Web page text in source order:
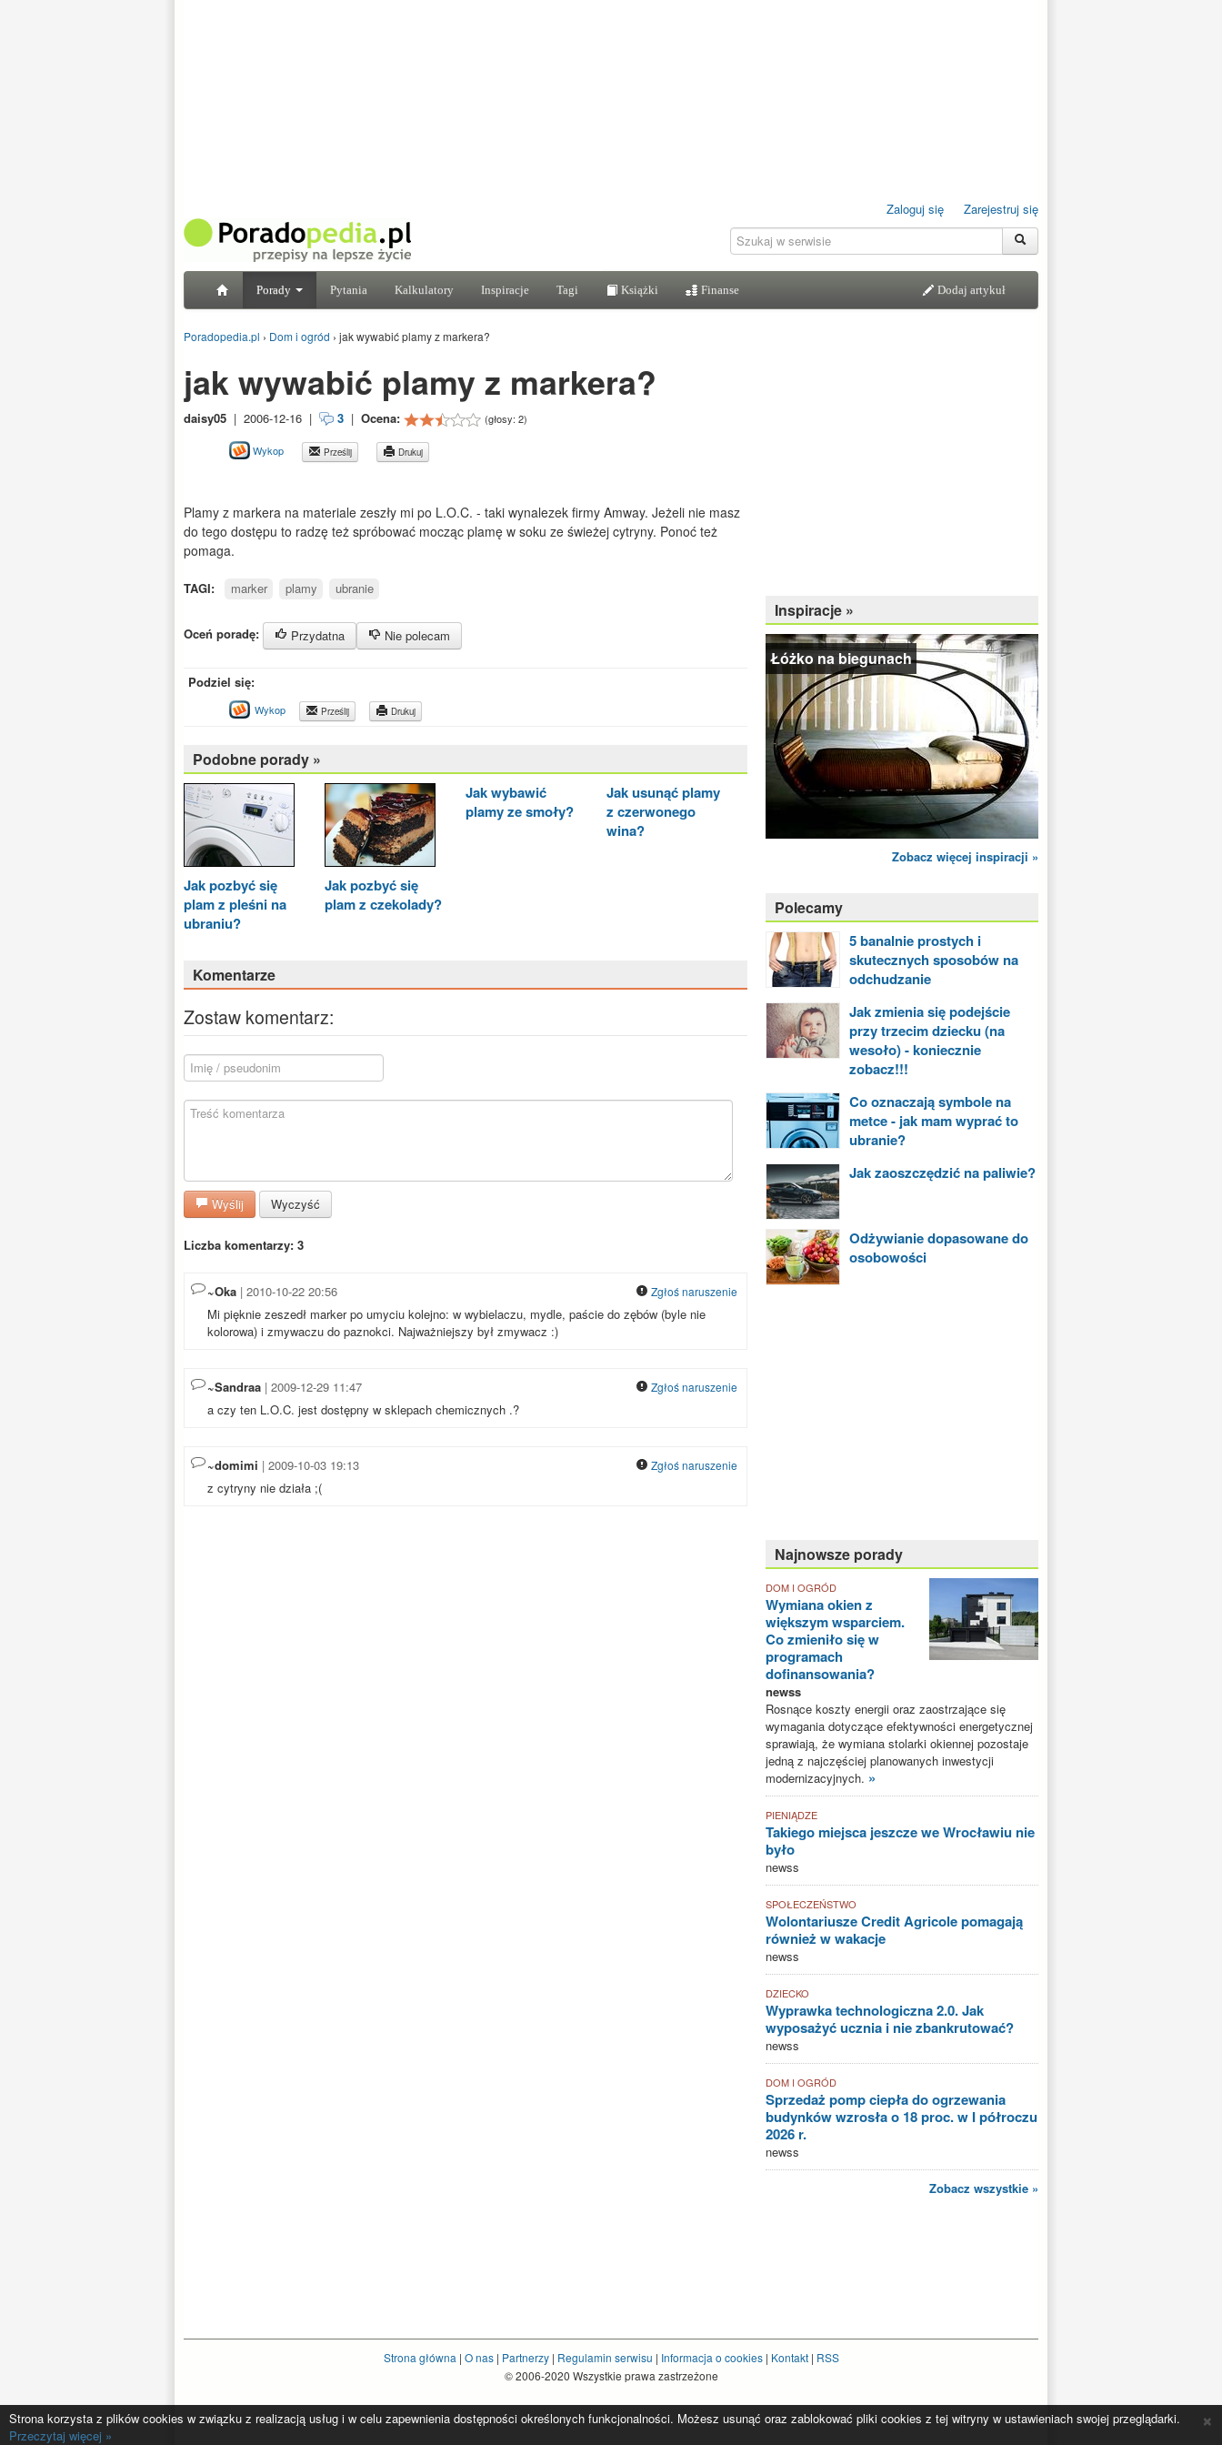
Zaloguj się Zarejestruj się
Porady Pytania Kalkulatory Inspiracje Tagi Książki Finanse Dodaj artykuł
Poradopedia.pl › Dom i ogród › jak wywabić plamy z markera?
jak wywabić plamy z markera?
daisy05 | 2006-12-16 | 3 | Ocena: (głosy: 2)
Wykop Prześlij Drukuj
Plamy z markera na materiale zeszły mi po L.O.C. - taki wynalezek firmy Amway. Jeżeli nie masz
do tego dostępu to radzę też spróbować mocząc plamę w soku ze świeżej cytryny. Ponoć też
pomaga.
TAGI: marker plamy ubranie
Oceń poradę: Przydatna Nie polecam
Podziel się:
Wykop Prześlij Drukuj
Podobne porady »
Jak pozbyć się
plam z pleśni na
ubraniu?
Jak pozbyć się
plam z czekolady?
Jak wybawić
plamy ze smoły?
Jak usunąć plamy
z czerwonego
wina?
Komentarze
Zostaw komentarz:
Wyślij Wyczyść
Liczba komentarzy: 3
~Oka | 2010-10-22 20:56 Zgłoś naruszenie
Mi pięknie zeszedł marker po umyciu kolejno: w wybielaczu, mydle, paście do zębów (byle nie
kolorowa) i zmywaczu do paznokci. Najważniejszy był zmywacz :)
~Sandraa | 2009-12-29 11:47 Zgłoś naruszenie
a czy ten L.O.C. jest dostępny w sklepach chemicznych .?
~domimi | 2009-10-03 19:13 Zgłoś naruszenie
z cytryny nie działa ;(
Inspiracje »
Łóżko na biegunach
Zobacz więcej inspiracji »
Polecamy
5 banalnie prostych i
skutecznych sposobów na
odchudzanie
Jak zmienia się podejście
przy trzecim dziecku (na
wesoło) - koniecznie
zobacz!!!
Co oznaczają symbole na
metce - jak mam wyprać to
ubranie?
Jak zaoszczędzić na paliwie?
Odżywianie dopasowane do
osobowości
Najnowsze porady
DOM I OGRÓD
Wymiana okien z
większym wsparciem.
Co zmieniło się w
programach
dofinansowania?
newss
Rosnące koszty energii oraz zaostrzające się
wymagania dotyczące efektywności energetycznej
sprawiają, że wymiana stolarki okiennej pozostaje
jedną z najczęściej planowanych inwestycji
modernizacyjnych. »
PIENIĄDZE
Takiego miejsca jeszcze we Wrocławiu nie
było
newss
SPOŁECZEŃSTWO
Wolontariusze Credit Agricole pomagają
również w wakacje
newss
DZIECKO
Wyprawka technologiczna 2.0. Jak
wyposażyć ucznia i nie zbankrutować?
newss
DOM I OGRÓD
Sprzedaż pomp ciepła do ogrzewania
budynków wzrosła o 18 proc. w I półroczu
2026 r.
newss
Zobacz wszystkie »
Strona główna | O nas| Partnerzy| Regulamin serwisu | Informacja o cookies| Kontakt| RSS
© 2006-2020 Wszystkie prawa zastrzeżone
×
Strona korzysta z plików cookies w związku z realizacją usług i w celu zapewnienia dostępności określonych funkcjonalności. Możesz usunąć oraz zablokować pliki cookies z tej witryny w ustawieniach swojej przeglądarki.
Przeczytaj więcej »